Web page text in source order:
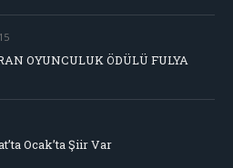
OYUNCULUK ÖDÜLÜ FULYA
Ocak’ta Şiir Var